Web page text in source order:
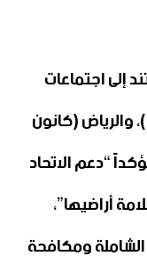
إلى اجتماعات
سابقة في العقبة (كانون الأول 2024)، والرياض (كانون
وباريس (شباط 2025)، مؤكداً “دعم الاتحاد
أراضيها”،
ومكافحة